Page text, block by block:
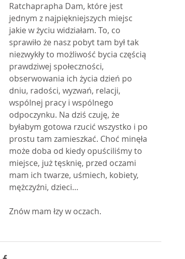
Ratchaprapha Dam, które jest
jednym z najpiękniejszych miejsc
jakie w życiu widziałam. To, co
sprawiło że nasz pobyt tam był tak
niezwykły to możliwość bycia częścią
prawdziwej społeczności,
obserwowania ich życia dzień po
dniu, radości, wyzwań, relacji,
wspólnej pracy i wspólnego
odpoczynku. Na dziś czuję, że
byłabym gotowa rzucić wszystko i po
prostu tam zamieszkać. Choć minęła
może doba od kiedy opuściliśmy to
miejsce, już tęsknię, przed oczami
mam ich twarze, uśmiech, kobiety,
mężczyźni, dzieci…
Znów mam łzy w oczach.